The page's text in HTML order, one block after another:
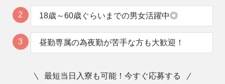
2 18歳～60歳ぐらいまでの男女活躍中◎
3 昼勤専属の為夜勤が苦手な方も大歓迎！
最短当日入寮も可能！今すぐ応募する